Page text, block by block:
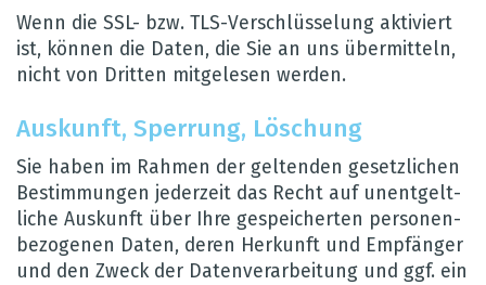
Wenn die SSL- bzw. TLS-Ver­schlüs­se­lung akti­viert
ist, kön­nen die Daten, die Sie an uns über­mit­teln,
nicht von Drit­ten mit­ge­le­sen wer­den.
Aus­kunft, Sper­rung, Löschung
Sie haben im Rah­men der gel­ten­den gesetz­li­chen
Bestim­mun­gen jeder­zeit das Recht auf unent­gelt­
li­che Aus­kunft über Ihre gespei­cher­ten per­so­nen­
be­zo­ge­nen Daten, deren Her­kunft und Emp­fän­ger
und den Zweck der Daten­ver­ar­bei­tung und ggf. ein